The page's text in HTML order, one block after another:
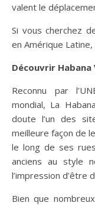
valent le
Si vous cherchez
en Amérique Latine,
Découvrir Habana
Reconnu par
mondial, La
doute l’un des
meilleure façon de
le long de ses
anciens au style
l’impression d’être
Bien que